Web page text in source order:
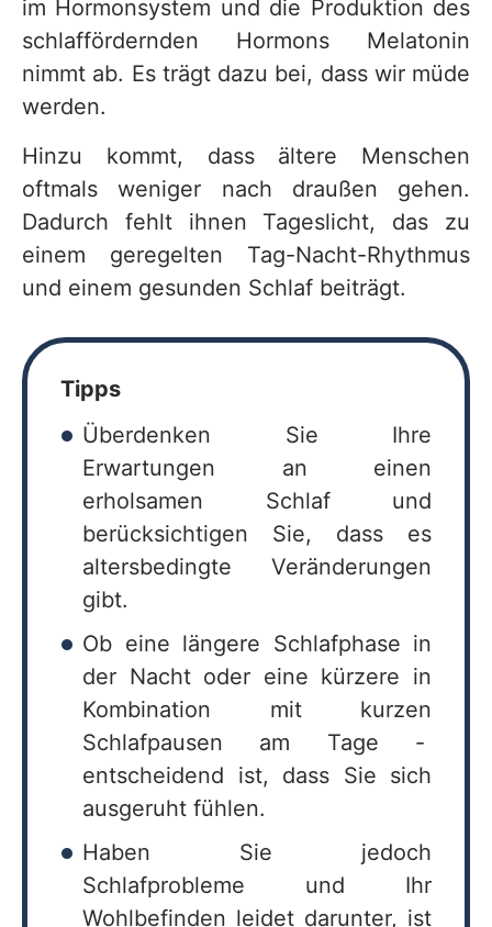
im Hormonsystem und die Produktion des
schlaffördernden Hormons Melatonin
nimmt ab. Es trägt dazu bei, dass wir müde
werden.
Hinzu kommt, dass ältere Menschen
oftmals weniger nach draußen gehen.
Dadurch fehlt ihnen Tageslicht, das zu
einem geregelten Tag-Nacht-Rhythmus
und einem gesunden Schlaf beiträgt.
Tipps
Überdenken Sie Ihre
Erwartungen an einen
erholsamen Schlaf und
berücksichtigen Sie, dass es
altersbedingte Veränderungen
gibt.
Ob eine längere Schlafphase in
der Nacht oder eine kürzere in
Kombination mit kurzen
Schlafpausen am Tage -
entscheidend ist, dass Sie sich
ausgeruht fühlen.
Haben Sie jedoch
Schlafprobleme und Ihr
Wohlbefinden leidet darunter, ist